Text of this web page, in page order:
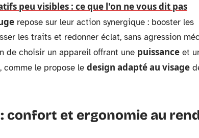
peu visibles : ce que l'on ne vous dit pas
repose sur leur action synergique : booster les
les traits et redonner éclat, sans agression
de choisir un appareil offrant une puissance et
, comme le propose le design adapté au visage
confort et ergonomie au